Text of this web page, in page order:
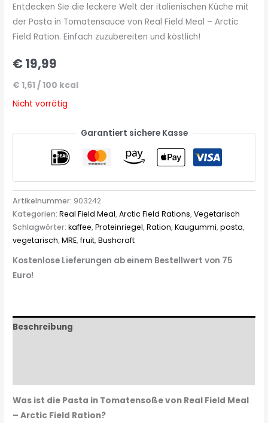
Entdecken Sie die leckere Welt der italienischen Küche mit
der Pasta in Tomatensauce von Real Field Meal – Arctic
Field Ration. Einfach zuzubereiten und köstlich!
€19,99
€ 1,61 /100 kcal
Nicht vorrätig
Garantiert sichere Kasse
Artikelnummer: 903242
Kategorien:Real Field Meal,Arctic Field Rations,Vegetarisch
Schlagwörter:kaffee,Proteinriegel,Ration,Kaugummi,pasta,
vegetarisch,MRE,fruit,Bushcraft
Kostenlose Lieferungen ab einem Bestellwert von 75
Euro!
Beschreibung
Was ist die Pasta in Tomatensoße von Real Field Meal
– Arctic Field Ration?